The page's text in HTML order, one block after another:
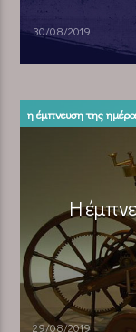
30/08/2019
η έμπνευση της
Η
29/08/2019